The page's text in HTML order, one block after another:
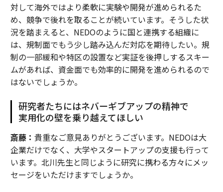
対して海外ではより柔軟に実験や開発が進められるた
め、競争で後れを取ることが続いています。そうした状
況を踏まえると、NEDOのように国と連携する組織に
は、規制面でもう少し踏み込んだ対応を期待したい。規
制の一部緩和や特区の設置など実証を後押しするスキー
ムがあれば、資金面でも効率的に開発を進められるので
はないでしょうか。
研究者たちにはネバーギブアップの精神で
実用化の壁を乗り越えてほしい
斎藤： 貴重なご意見ありがとうございます。NEDOは大
企業だけでなく、大学やスタートアップの支援も行って
います。北川先生と同じように研究に携わる方々にメッ
セージをいただけますでしょうか。